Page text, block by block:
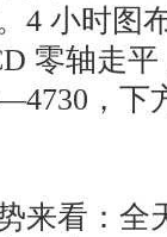
4 小时图
零轴走
，下
看：全